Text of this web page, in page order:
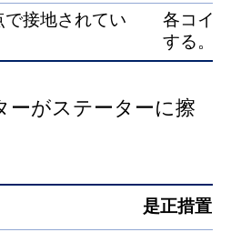
接地されてい
各コイ
する。
ーがステーターに擦
是正措置